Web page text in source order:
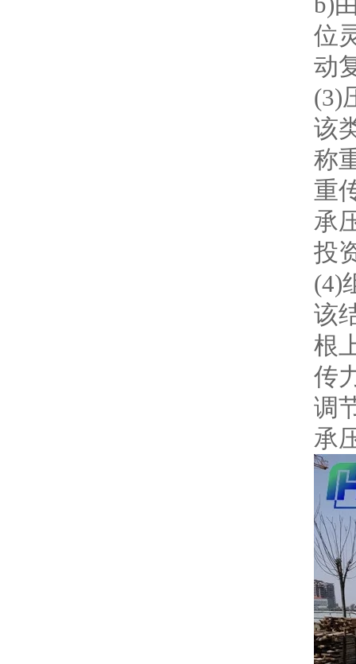
位
动
(3)
该
称
重
承
投
(4)
该
根
传
调
承